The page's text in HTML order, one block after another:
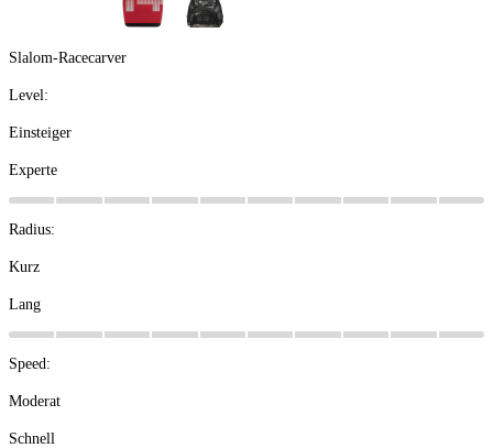
Slalom-Racecarver
Level:
Einsteiger
Experte
Radius:
Kurz
Lang
Speed:
Moderat
Schnell